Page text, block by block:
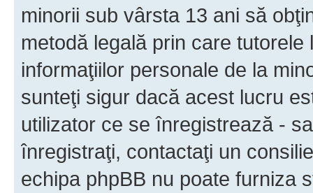
minorii sub vârsta 13 ani să
metodă legală prin care
informaţiilor personale de la
sunteţi sigur dacă acest lucru
utilizator ce se înregistrează -
înregistraţi, contactaţi un
echipa phpBB nu poate furniza